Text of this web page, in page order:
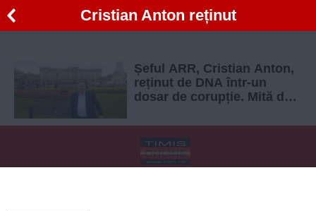
Cristian Anton reținut
Șeful ARR, Cristian Anton,
reținut de DNA într-un
dosar de corupție. Mită de
fraudarea examenelor